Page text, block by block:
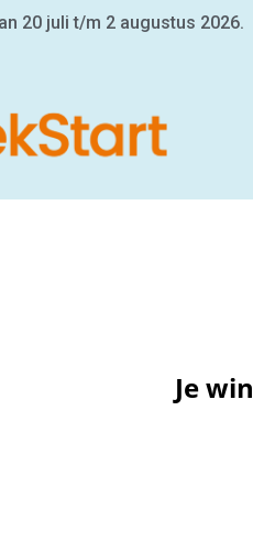
20 juli t/m 2 augustus 2026.
Je